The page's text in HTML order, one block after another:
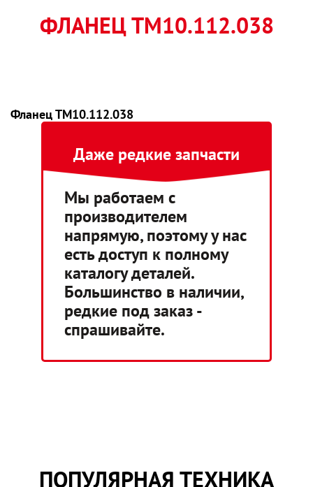
ФЛАНЕЦ ТМ10.112.038
Фланец ТМ10.112.038
Даже редкие запчасти
Мы работаем с
производителем
напрямую, поэтому у нас
есть доступ к полному
каталогу деталей.
Большинство в наличии,
редкие под заказ -
спрашивайте.
ПОПУЛЯРНАЯ ТЕХНИКА